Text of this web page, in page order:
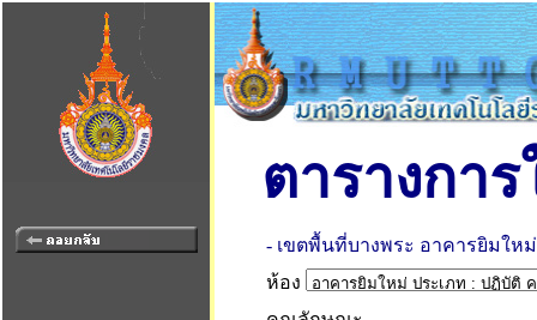
ตารางกา
- เขตพื้นที่บางพระ อาคารยิมใหม่
ห้อง